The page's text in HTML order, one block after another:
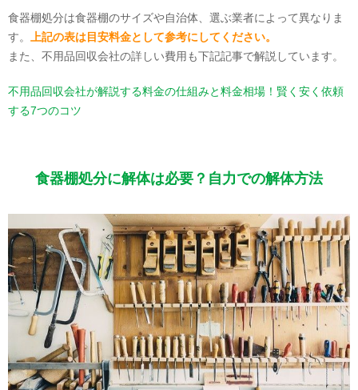
食器棚処分は食器棚のサイズや自治体、選ぶ業者によって異なりま
す。
上記の表は目安料金として参考にしてください。
また、不用品回収会社の詳しい費用も下記記事で解説しています。
不用品回収会社が解説する料金の仕組みと料金相場！賢く安く依頼
する7つのコツ
食器棚処分に解体は必要？自力での解体方法